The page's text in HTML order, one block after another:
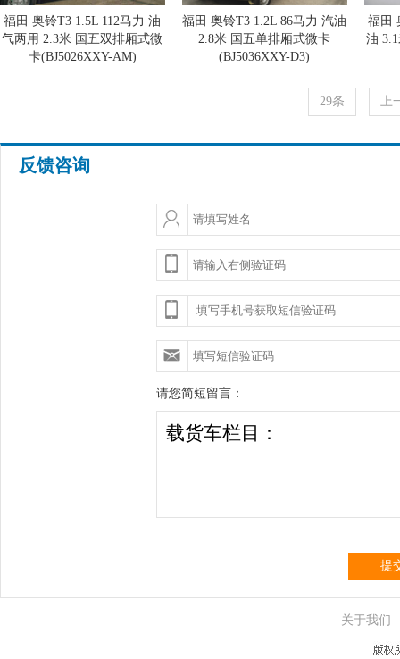
福田 奥铃T3 1.5L 112马力 油
气两用 2.3米 国五双排厢式微
卡(BJ5026XXY-AM)
福田 奥铃T3 1.2L 86马力 汽油
2.8米 国五单排厢式微卡
(BJ5036XXY-D3)
福田
油
29条 上
反馈咨询
请您简短留言：
提
关于我们